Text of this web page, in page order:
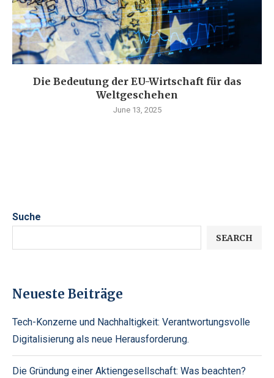
Die Bedeutung der EU-Wirtschaft für das
Weltgeschehen
June 13, 2025
Suche
SEARCH
Neueste Beiträge
Tech-Konzerne und Nachhaltigkeit: Verantwortungsvolle
Digitalisierung als neue Herausforderung.
Die Gründung einer Aktiengesellschaft: Was beachten?